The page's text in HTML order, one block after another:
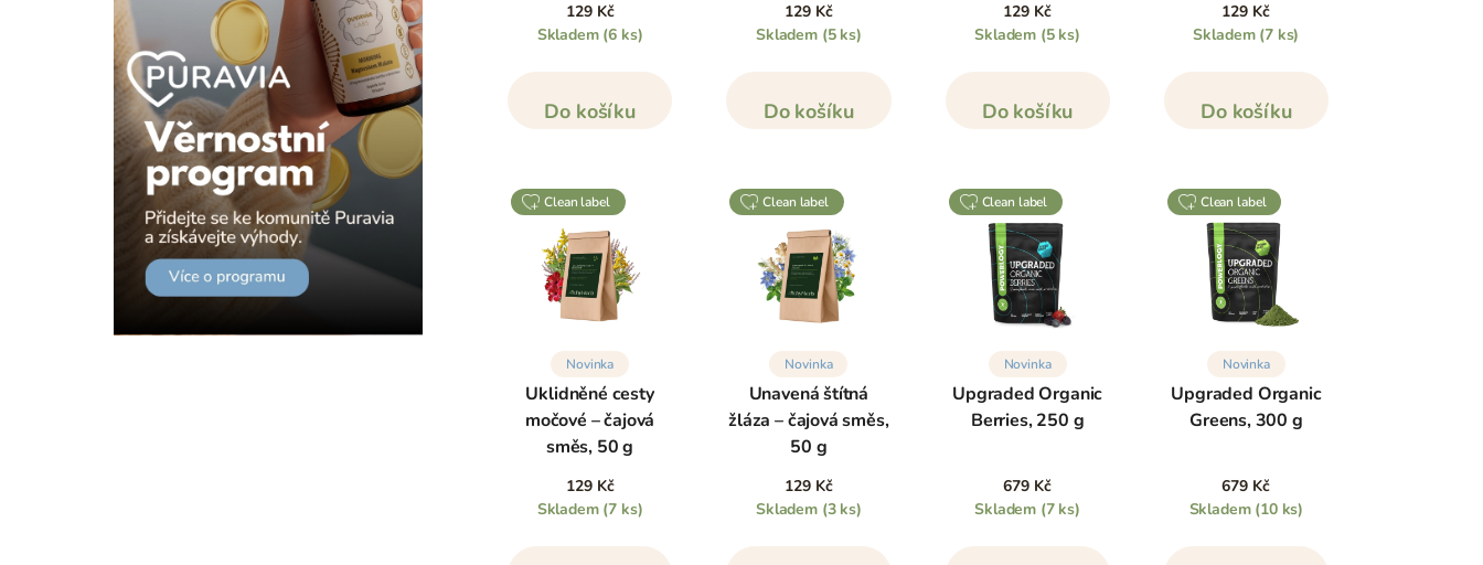
129 Kč
Skladem (6 ks)
Do košíku
129 Kč
Skladem (5 ks)
Do košíku
129 Kč
Skladem (5 ks)
Do košíku
129 Kč
Skladem (7 ks)
Do košíku
clean label
Novinka
Uklidněné cesty
močové – čajová
směs, 50 g
129 Kč
Skladem (7 ks)
clean label
Novinka
Unavená štítná
žláza – čajová směs,
50 g
129 Kč
Skladem (3 ks)
clean label
Novinka
Upgraded Organic
Berries, 250 g
679 Kč
Skladem (7 ks)
clean label
Novinka
Upgraded Organic
Greens, 300 g
679 Kč
Skladem (10 ks)